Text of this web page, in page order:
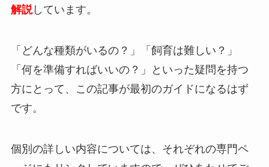
解説しています。
「どんな種類がいるの？」「飼育は難しい？」
「何を準備すればいいの？」といった疑問を持つ
方にとって、この記事が最初のガイドになるはず
です。
個別の詳しい内容については、それぞれの専門ペ